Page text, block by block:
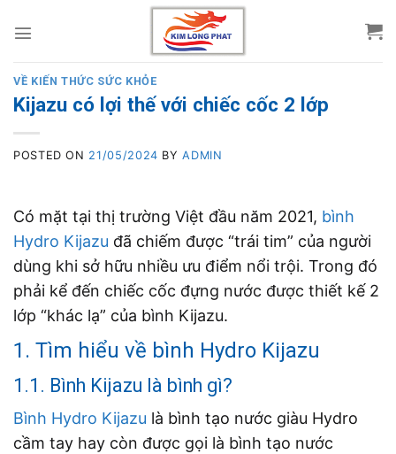
VỀ KIẾN THỨC SỨC KHỎE
Kijazu có lợi thế với chiếc cốc 2 lớp
POSTED ON 21/05/2024 BYADMIN
Có mặt tại thị trường Việt đầu năm 2021, bình
Hydro Kijazu đã chiếm được “trái tim” của người
dùng khi sở hữu nhiều ưu điểm nổi trội. Trong đó
phải kể đến chiếc cốc đựng nước được thiết kế 2
lớp “khác lạ” của bình Kijazu.
1. Tìm hiểu về bình Hydro Kijazu
1.1. Bình Kijazu là bình gì?
Bình Hydro Kijazu là bình tạo nước giàu Hydro
cầm tay hay còn được gọi là bình tạo nước